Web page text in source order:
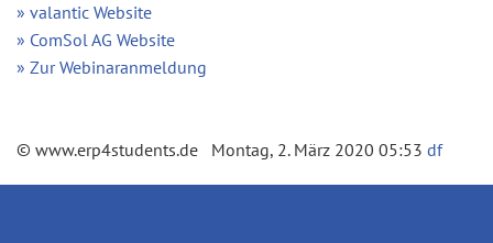
» valantic Website
» ComSol AG Website
» Zur Webinaranmeldung
© www.erp4students.de Montag, 2. März 2020 05:53 df